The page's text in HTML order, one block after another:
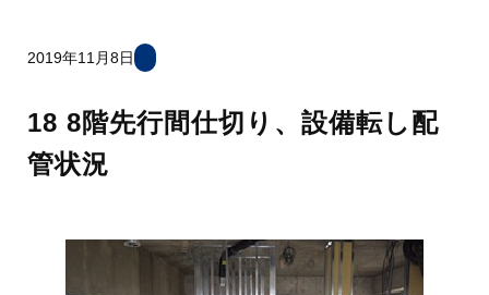
2019年11月8日
18 8階先行間仕切り、設備転し配
管状況